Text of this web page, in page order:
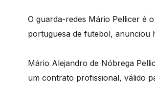
O guarda-redes Mário Pellicer é
portuguesa de futebol, anunciou
Mário Alejandro de Nóbrega
um contrato profissional, válido